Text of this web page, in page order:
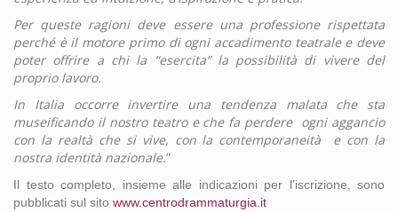
Per queste ragioni deve essere una professione rispettata
perché è il motore primo di ogni accadimento teatrale e deve
poter offrire a chi la “esercita” la possibilità di vivere del
proprio lavoro.
In Italia occorre invertire una tendenza malata che sta
museificando il nostro teatro e che fa perdere ogni aggancio
con la realtà che si vive, con la contemporaneità e con la
nostra identità nazionale.”
Il testo completo, insieme alle indicazioni per l’iscrizione, sono
pubblicati sul sito www.centrodrammaturgia.it